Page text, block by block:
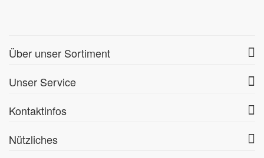
Über unser Sortiment
Unser Service
Kontaktinfos
Nützliches